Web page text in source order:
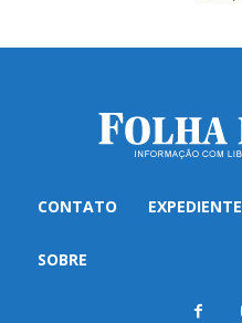
CONTATO EXPEDIENTE
SOBRE